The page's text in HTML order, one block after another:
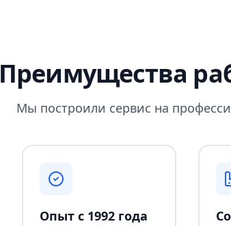
Преимущества
Мы построили сервис на
Опыт с 1992 года